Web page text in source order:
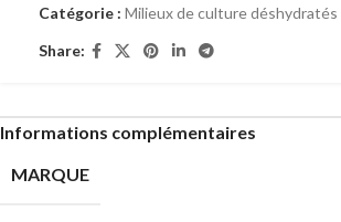
Catégorie : Milieux de culture déshydratés
Share:
Informations complémentaires
MARQUE